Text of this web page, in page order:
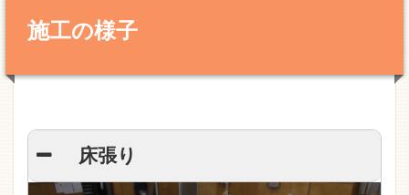
施工の様子
床張り